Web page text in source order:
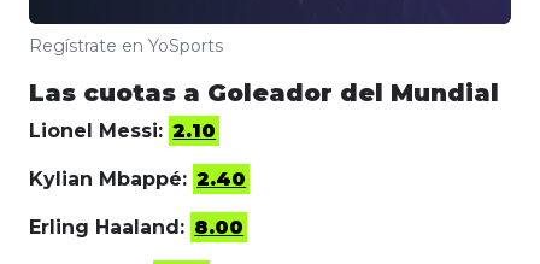
Regístrate en YoSports
Las cuotas a Goleador del Mundial
Lionel Messi: 2.10
Kylian Mbappé: 2.40
Erling Haaland: 8.00